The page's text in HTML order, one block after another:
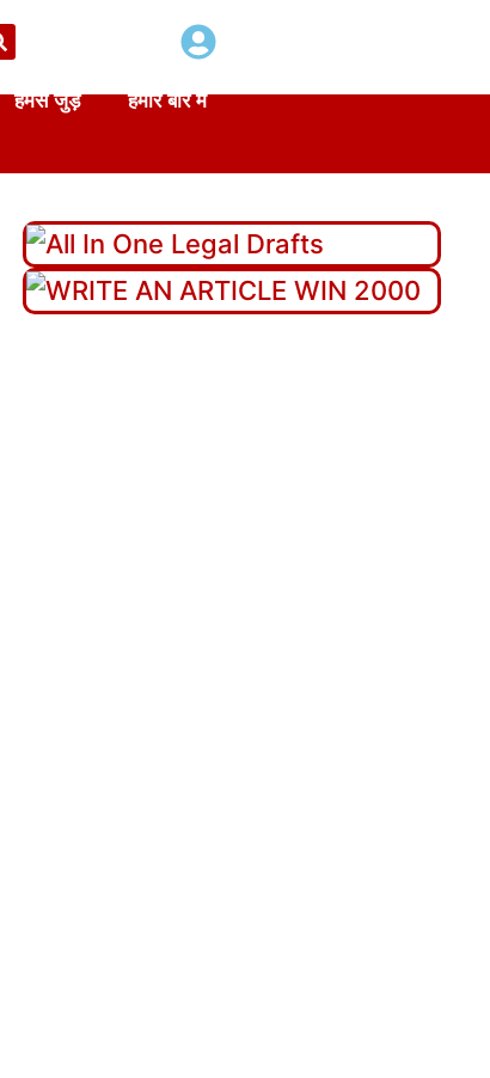
हमसे जुड़े हमारे बारे में